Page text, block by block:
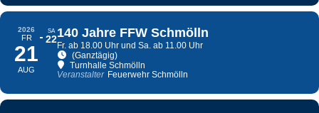
2026
FR
21
AUG
SA
22140 Jahre FFW Schmölln
Fr. ab 18.00 Uhr und Sa. ab 11.00 Uhr
(Ganztägig)
Turnhalle Schmölln
Veranstalter Feuerwehr Schmölln